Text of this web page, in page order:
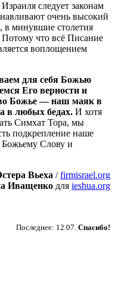
следует законам
очень высокий
в минувшие столетия
Потому что всё Писание
воплощением
для себя Божью
Его верности и
Божье — наш маяк в
в любых бедах. И хотя
Симхат Тора, мы
подкрепление наше
Слову и
Вьеха /firmisrael.org
Иващенко для ieshua.org
Последнее: 12.07. Спасибо!